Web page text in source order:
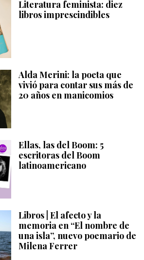
Literatura feminista: diez
libros imprescindibles
Alda Merini: la poeta que
vivió para contar sus más de
20 años en manicomios
Ellas, las del Boom: 5
escritoras del Boom
latinoamericano
Libros | El afecto y la
memoria en “El nombre de
una isla”, nuevo poemario de
Milena Ferrer